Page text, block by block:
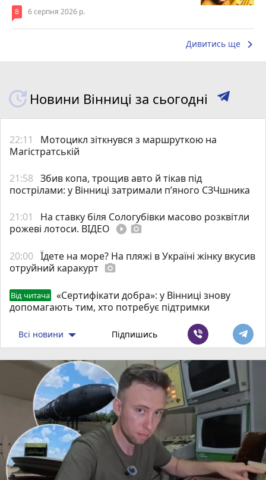
8 6 серпня 2026 р.
Дивитись ще keyboard_arrow_right
Новини Вінниці за сьогодні
22:11
Мотоцикл зіткнувся з маршруткою на
Магістратській
21:58 Збив копа, трощив авто й тікав під
пострілами: у Вінниці затримали п’яного СЗЧшника
21:01
На ставку біля Сологубівки масово розквітли
рожеві лотоси. ВІДЕО play_circle_filled photo_camera
20:00 Їдете на море? На пляжі в Україні жінку вкусив
отруйний каракурт photo_camera
Від читача
«Сертифікати добра»: у Вінниці знову
допомагають тим, хто потребує підтримки
Всі новини Підпишись